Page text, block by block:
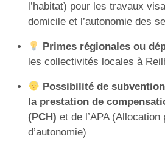
l’habitat) pour les travaux
domicile et l’autonomie des
Primes régionales ou
les collectivités locales à
Possibilité de
la prestation de
(PCH) et de l’APA (Allocation
d’autonomie)